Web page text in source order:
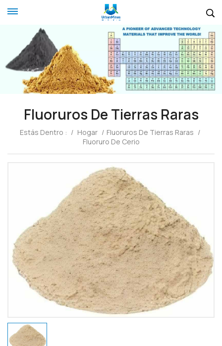
Fluoruros De Tierras Raras
Estás Dentro : / Hogar / Fluoruros De Tierras Raras /
Fluoruro De Cerio